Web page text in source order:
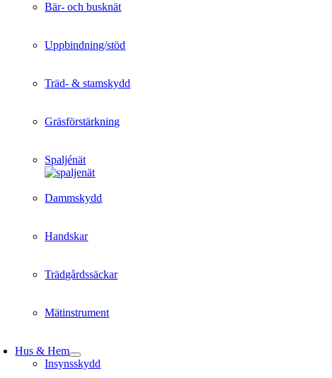
Bär- och busknät
Uppbindning/stöd
Träd- & stamskydd
Gräsförstärkning
Spaljénät
Dammskydd
Handskar
Trädgårdssäckar
Mätinstrument
Hus & Hem
Insynsskydd